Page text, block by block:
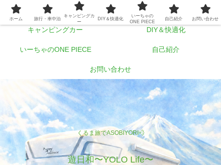
くるま旅でASOBIYORI💨
遊日和〜YOLO Life〜
ホーム 旅行・車中泊
キャンピングカー DIY＆快適化
いーちゃのONE PIECE 自己紹介
お問い合わせ
ホーム 旅行・車中泊
キャンピングカ
ー
DIY＆快適化
いーちゃの
ONE PIECE
自己紹介 お問い合わせ